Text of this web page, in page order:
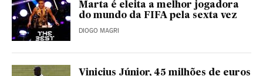
Marta é eleita a melhor jogadora
do mundo da FIFA pela sexta vez
DIOGO MAGRI
Vinicius Júnior, 45 milhões de euros